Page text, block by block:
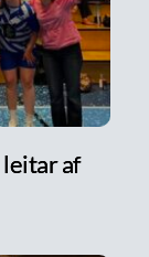
af